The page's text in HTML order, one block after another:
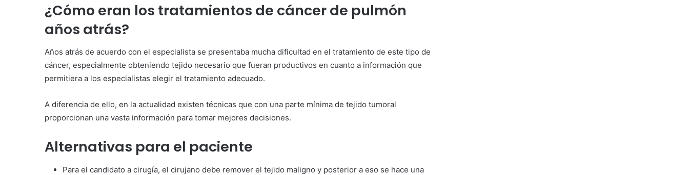
¿Cómo eran los tratamientos de cáncer de pulmón
años atrás?
Años atrás de acuerdo con el especialista se presentaba mucha dificultad en el tratamiento de este tipo de
cáncer, especialmente obteniendo tejido necesario que fueran productivos en cuanto a información que
permitiera a los especialistas elegir el tratamiento adecuado.
A diferencia de ello, en la actualidad existen técnicas que con una parte mínima de tejido tumoral
proporcionan una vasta información para tomar mejores decisiones.
Alternativas para el paciente
Para el candidato a cirugía, el cirujano debe remover el tejido maligno y posterior a eso se hace una